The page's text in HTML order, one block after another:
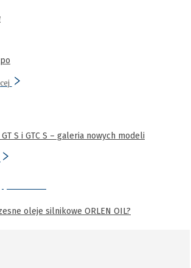
S i GTC S – galeria nowych modeli
oleje silnikowe ORLEN OIL?